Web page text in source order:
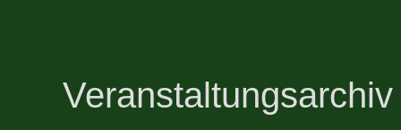
Veranstaltungsarchiv